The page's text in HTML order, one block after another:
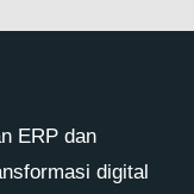
ERP dan
digital